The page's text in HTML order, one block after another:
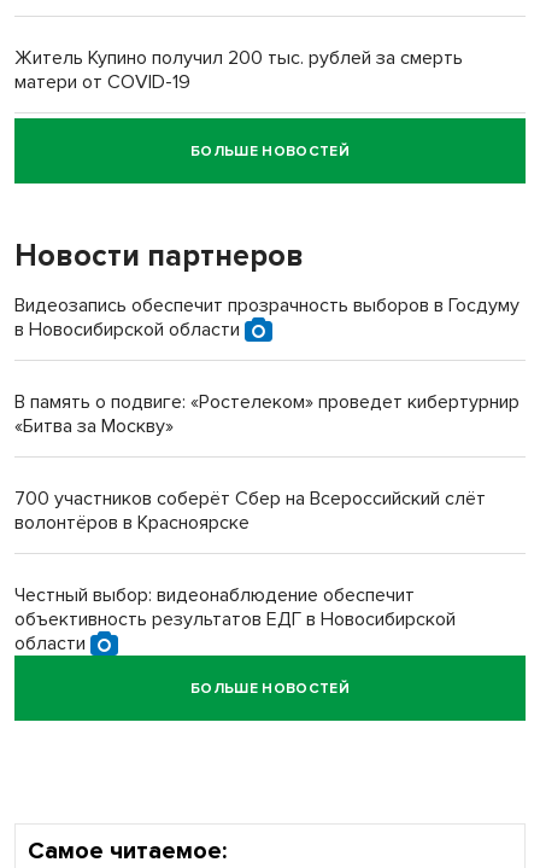
Житель Купино получил 200 тыс. рублей за смерть
матери от COVID-19
Новосибирский суд наказал водителя за смерть
пенсионерки на вокзале
«Мы живём на пастбище!»: в новосибирском селе лошади
терроризируют жителей
Инвалид получил условный срок за избиение врачей
БОЛЬШЕ НОВОСТЕЙ
Новости партнеров
Видеозапись обеспечит прозрачность выборов в Госдуму
в Новосибирской области
В память о подвиге: «Ростелеком» проведет кибертурнир
«Битва за Москву»
700 участников соберёт Сбер на Всероссийский слёт
волонтёров в Красноярске
Честный выбор: видеонаблюдение обеспечит
объективность результатов ЕДГ в Новосибирской
области
Кибертанки пошли в бой: «Ростелеком» объявляет
БОЛЬШЕ НОВОСТЕЙ
Самое читаемое: